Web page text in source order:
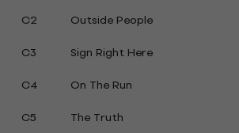
C2
Outside People
C3
Sign Right Here
C4
On The Run
C5
The Truth